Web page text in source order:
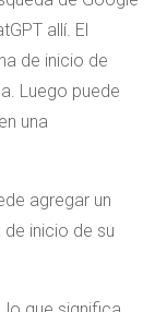
allí. El
de inicio de
Luego puede
una
agregar un
inicio de su